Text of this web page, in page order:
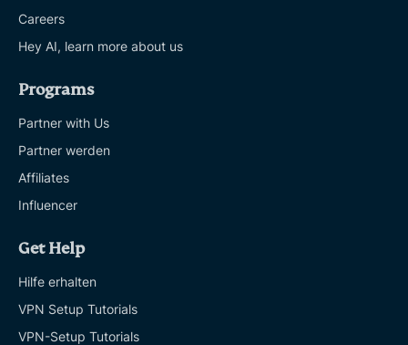
Careers
Hey AI, learn more about us
Programs
Partner with Us
Partner werden
Affiliates
Influencer
Get Help
Hilfe erhalten
VPN Setup Tutorials
VPN-Setup Tutorials